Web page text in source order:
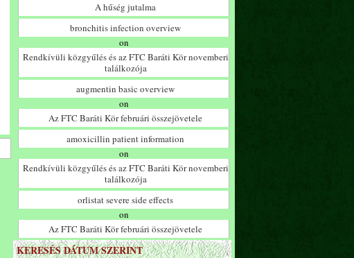
A hűség jutalma
bronchitis infection overview
on
Rendkívüli közgyűlés és az FTC Baráti Kör novemberi
találkozója
augmentin basic overview
on
Az FTC Baráti Kör februári összejövetele
amoxicillin patient information
on
Rendkívüli közgyűlés és az FTC Baráti Kör novemberi
találkozója
orlistat severe side effects
on
Az FTC Baráti Kör februári összejövetele
KERESÉS DÁTUM SZERINT